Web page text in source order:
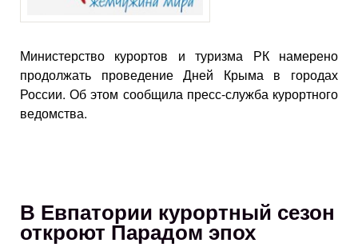
Министерство курортов и туризма РК намерено
продолжать проведение Дней Крыма в городах
России. Об этом сообщила пресс-служба курортного
ведомства.
В Евпатории курортный сезон
откроют Парадом эпох